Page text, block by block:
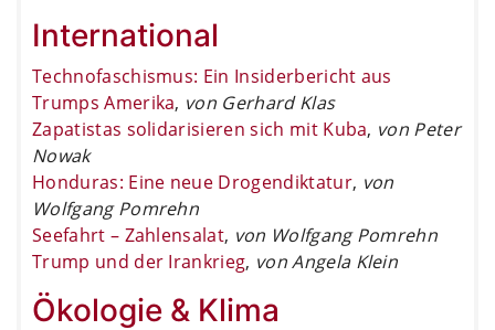
International
Technofaschismus: Ein Insiderbericht aus
Trumps Amerika, von Gerhard Klas
Zapatistas solidarisieren sich mit Kuba, von Peter
Nowak
Honduras: Eine neue Drogendiktatur, von
Wolfgang Pomrehn
Seefahrt – Zahlensalat, von Wolfgang Pomrehn
Trump und der Irankrieg, von Angela Klein
Ökologie & Klima